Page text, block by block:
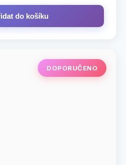
do košíku
DOPORUČENO